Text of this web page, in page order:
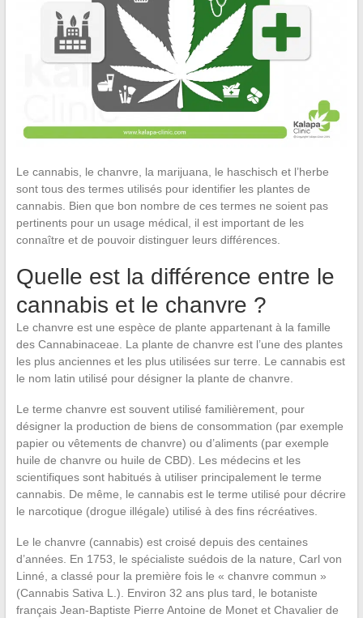
Le cannabis, le chanvre, la marijuana, le haschisch et l’herbe
sont tous des termes utilisés pour identifier les plantes de
cannabis. Bien que bon nombre de ces termes ne soient pas
pertinents pour un usage médical, il est important de les
connaître et de pouvoir distinguer leurs différences.
Quelle est la différence entre le
cannabis et le chanvre ?
Le chanvre est une espèce de plante appartenant à la famille
des Cannabinaceae. La plante de chanvre est l’une des plantes
les plus anciennes et les plus utilisées sur terre. Le cannabis est
le nom latin utilisé pour désigner la plante de chanvre.
Le terme chanvre est souvent utilisé familièrement, pour
désigner la production de biens de consommation (par exemple
papier ou vêtements de chanvre) ou d’aliments (par exemple
huile de chanvre ou huile de CBD). Les médecins et les
scientifiques sont habitués à utiliser principalement le terme
cannabis. De même, le cannabis est le terme utilisé pour décrire
le narcotique (drogue illégale) utilisé à des fins récréatives.
Le le chanvre (cannabis) est croisé depuis des centaines
d’années. En 1753, le spécialiste suédois de la nature, Carl von
Linné, a classé pour la première fois le « chanvre commun »
(Cannabis Sativa L.). Environ 32 ans plus tard, le botaniste
français Jean-Baptiste Pierre Antoine de Monet et Chavalier de